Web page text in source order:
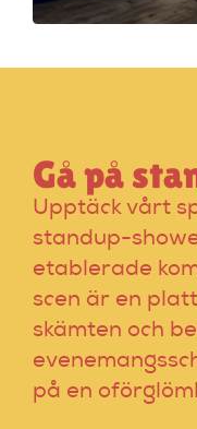
Gå på
Upptäck vårt
standup-
etablerade
scen är en
skämten och
på en